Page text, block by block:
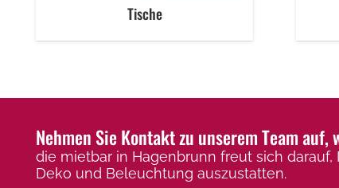
Tische
Nehmen Sie Kontakt zu unserem Team
die mietbar in Hagenbrunn freut sich
Deko und Beleuchtung auszustatten.